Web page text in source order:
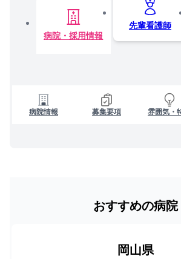
病院・採用情報
先輩看護師
病院情報 募集要項 雰囲気・
おすすめの病院
岡山県